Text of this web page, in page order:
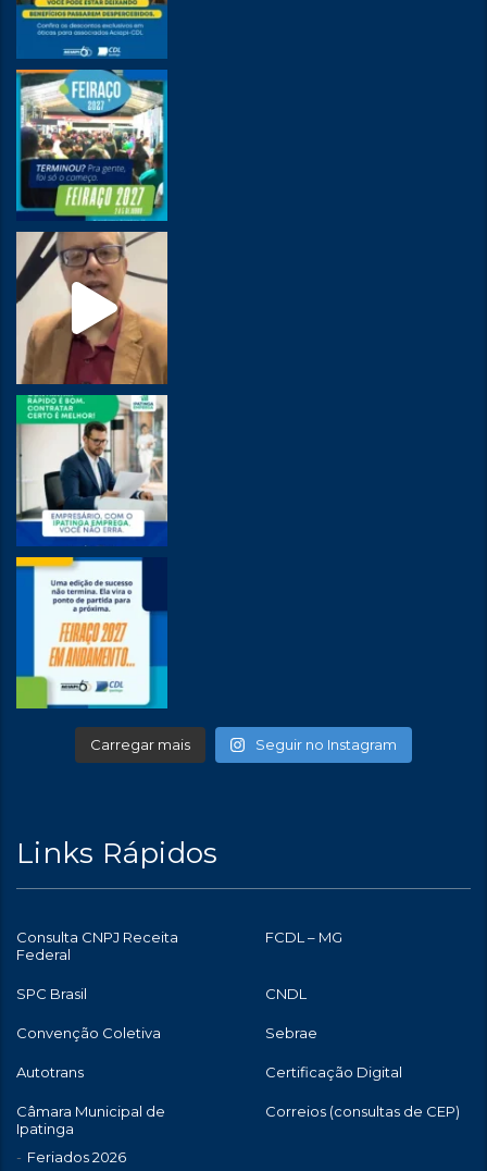
Carregar mais Seguir no Instagram
Links Rápidos
Consulta CNPJ Receita
Federal
FCDL – MG
SPC Brasil CNDL
Convenção Coletiva Sebrae
Autotrans Certificação Digital
Câmara Municipal de
Ipatinga
Feriados 2026
Correios (consultas de CEP)